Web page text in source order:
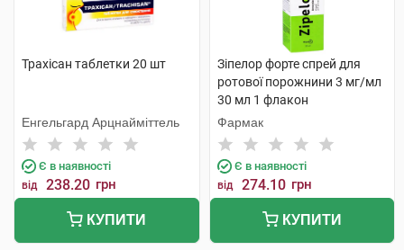
Трахісан таблетки 20 шт
Енгельгард Арцнайміттель
Є в наявності
від 238.20 грн
КУПИТИ
Зіпелор форте спрей для
ротової порожнини 3 мг/мл
30 мл 1 флакон
Фармак
Є в наявності
від 274.10 грн
КУПИТИ